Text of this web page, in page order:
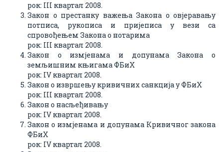
рок: III квартал 2008.
Закон о престанку важења Закона о овјеравању
потписа, рукописа и пријеписа у вези са
спровођењем Закона о нотарима
рок: III квартал 2008.
Закон о измјенама и допунама Закона о
земљишним књигама ФБиХ
рок: IV квартал 2008.
Закон о извршењу кривичних санкција у ФБиХ
рок: III квартал 2008.
Закон о насљеђивању
рок: IV квартал 2008.
Закон о измјенама и допунама Кривичног закона
ФБиХ
рок: IV квартал 2008.